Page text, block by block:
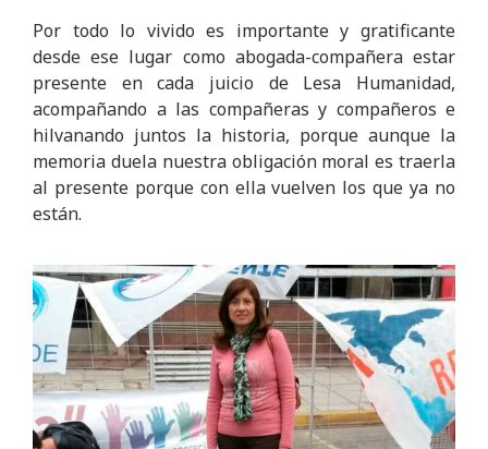
Por todo lo vivido es importante y gratificante
desde ese lugar como abogada-compañera estar
presente en cada juicio de Lesa Humanidad,
acompañando a las compañeras y compañeros e
hilvanando juntos la historia, porque aunque la
memoria duela nuestra obligación moral es traerla
al presente porque con ella vuelven los que ya no
están.